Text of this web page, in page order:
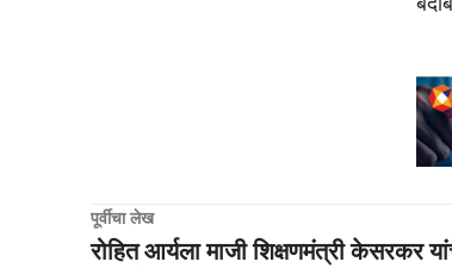
पूर्वीचा लेख
रोहित आर्यला माजी शिक्षणमंत्री केसरकर